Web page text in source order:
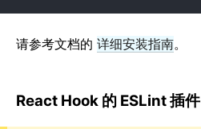
请参考文档的 详细安装指南。
React Hook 的 ESLint 插件